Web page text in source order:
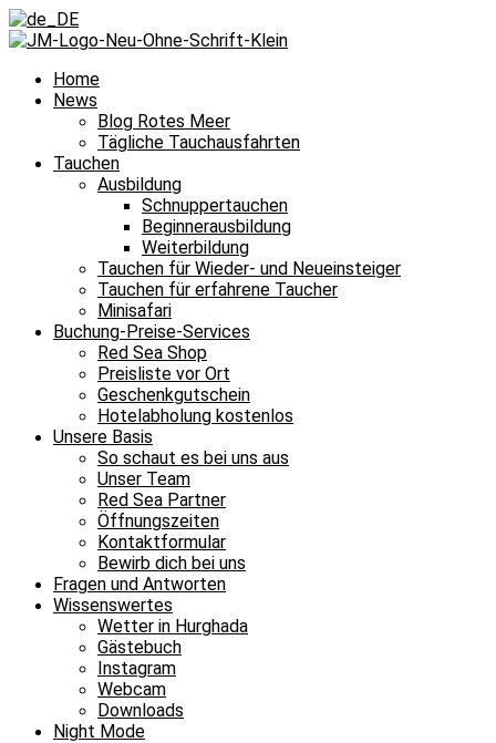
Home
News
Blog Rotes Meer
Tägliche Tauchausfahrten
Tauchen
Ausbildung
Schnuppertauchen
Beginnerausbildung
Weiterbildung
Tauchen für Wieder- und Neueinsteiger
Tauchen für erfahrene Taucher
Minisafari
Buchung-Preise-Services
Red Sea Shop
Preisliste vor Ort
Geschenkgutschein
Hotelabholung kostenlos
Unsere Basis
So schaut es bei uns aus
Unser Team
Red Sea Partner
Öffnungszeiten
Kontaktformular
Bewirb dich bei uns
Fragen und Antworten
Wissenswertes
Wetter in Hurghada
Gästebuch
Instagram
Webcam
Downloads
Night Mode